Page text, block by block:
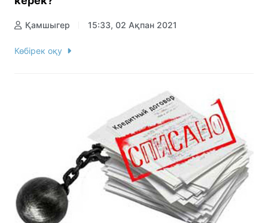
Қамшыгер 15:33, 02 Ақпан 2021
Көбірек оқу